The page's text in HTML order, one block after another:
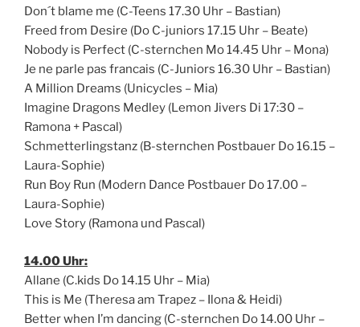
Don´t blame me (C-Teens 17.30 Uhr – Bastian)
Freed from Desire (Do C-juniors 17.15 Uhr – Beate)
Nobody is Perfect (C-sternchen Mo 14.45 Uhr – Mona)
Je ne parle pas francais (C-Juniors 16.30 Uhr – Bastian)
A Million Dreams (Unicycles – Mia)
Imagine Dragons Medley (Lemon Jivers Di 17:30 –
Ramona + Pascal)
Schmetterlingstanz (B-sternchen Postbauer Do 16.15 –
Laura-Sophie)
Run Boy Run (Modern Dance Postbauer Do 17.00 –
Laura-Sophie)
Love Story (Ramona und Pascal)
14.00 Uhr:
Allane (C.kids Do 14.15 Uhr – Mia)
This is Me (Theresa am Trapez – Ilona & Heidi)
Better when I’m dancing (C-sternchen Do 14.00 Uhr –